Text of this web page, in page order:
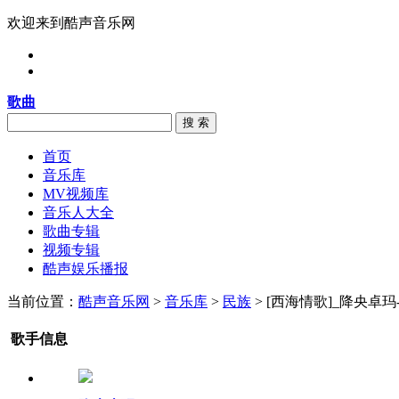
欢迎来到酷声音乐网
歌曲
搜 索
首页
音乐库
MV视频库
音乐人大全
歌曲专辑
视频专辑
酷声娱乐播报
当前位置： 酷声音乐网 > 音乐库 > 民族 > [西海情歌]_降央卓
歌手信息